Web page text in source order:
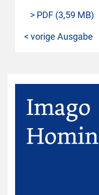
> PDF (3,59 MB)
< vorige Ausgabe